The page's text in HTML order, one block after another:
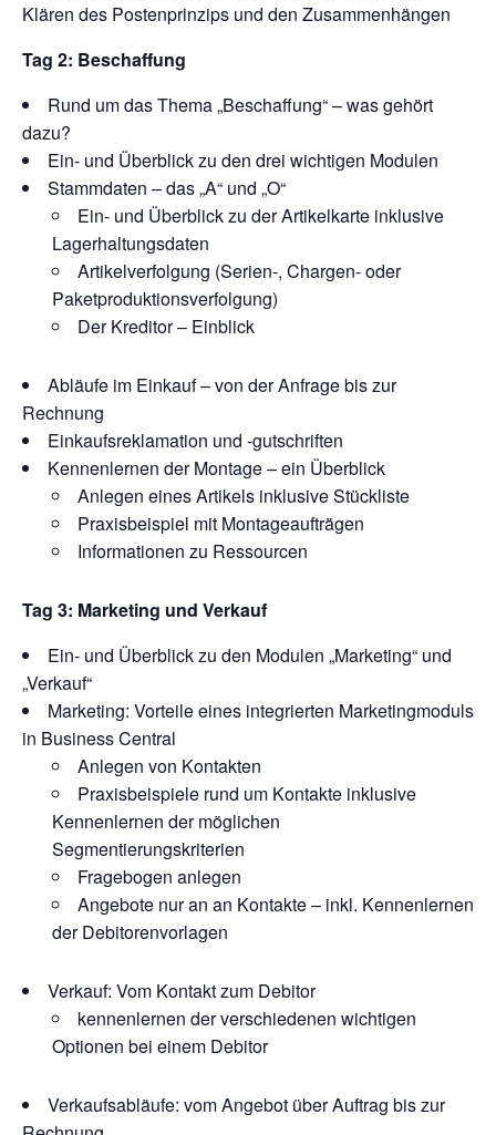
Klären des Postenprinzips und den Zusammenhängen
Tag 2: Beschaffung
Rund um das Thema „Beschaffung“ – was gehört
dazu?
Ein- und Überblick zu den drei wichtigen Modulen
Stammdaten – das „A“ und „O“
Ein- und Überblick zu der Artikelkarte inklusive
Lagerhaltungsdaten
Artikelverfolgung (Serien-, Chargen- oder
Paketproduktionsverfolgung)
Der Kreditor – Einblick
Abläufe im Einkauf – von der Anfrage bis zur
Rechnung
Einkaufsreklamation und -gutschriften
Kennenlernen der Montage – ein Überblick
Anlegen eines Artikels inklusive Stückliste
Praxisbeispiel mit Montageaufträgen
Informationen zu Ressourcen
Tag 3: Marketing und Verkauf
Ein- und Überblick zu den Modulen „Marketing“ und
„Verkauf“
Marketing: Vorteile eines integrierten Marketingmoduls
in Business Central
Anlegen von Kontakten
Praxisbeispiele rund um Kontakte inklusive
Kennenlernen der möglichen
Segmentierungskriterien
Fragebogen anlegen
Angebote nur an an Kontakte – inkl. Kennenlernen
der Debitorenvorlagen
Verkauf: Vom Kontakt zum Debitor
kennenlernen der verschiedenen wichtigen
Optionen bei einem Debitor
Verkaufsabläufe: vom Angebot über Auftrag bis zur